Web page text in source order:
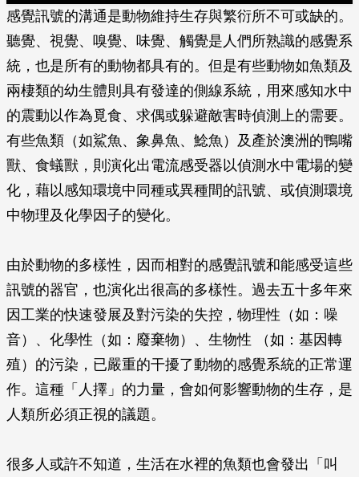
感覺訊號的溝通是動物維持生存與繁衍所不可或缺的。
聽覺、視覺、嗅覺、味覺、觸覺是人們所熟識的感覺系
統，也是所有的動物都具有的。但是有些動物如魚類及
兩棲類的幼生體則具有發達的側線系統，用來感知水中
的震動以作為覓食、求偶或躲避敵害時偵測上的需要。
有些魚類（如鯊魚、象鼻魚、鯰魚）及產於澳洲的鴨嘴
獸、食蟻獸，則演化出電流感受器以偵測水中電場的變
化，藉以感知環境中同種或異種間的訊號、或偵測環境
中物理及化學因子的變化。
由於動物的多樣性，因而相對的感覺訊號和能感受這些
訊號的器官，也演化出很高的多樣性。過去五十多年來
因工業的快速發展及對污染的失控，物理性（如：噪
音）、化學性（如：廢棄物）、生物性 （如：基因轉
殖）的污染，已嚴重的干擾了動物的感覺系統的正常運
作。這種「人擇」的力量，會如何影響動物的生存，是
人類所必須正視的議題。
很多人或許不知道，生活在水裡的魚類也會發出「叫